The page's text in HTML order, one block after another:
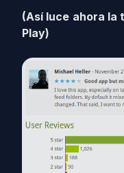
(Así luce ahora la
Play)